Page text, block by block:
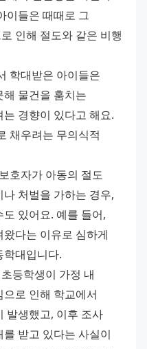
이들은 때때로 그
인해 절도와 같은 비행
학대받은 아이들은
물건을 훔치는
경향이 있다고 해요.
채우려는 무의식적
호자가 아동의 절도
처벌을 가하는 경우,
있어요. 예를 들어,
다는 이유로 심하게
학대입니다.
등학생이 가정 내
로 인해 학교에서
발생했고, 이후 조사
받고 있다는 사실이